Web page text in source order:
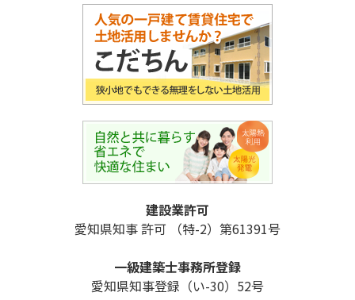
建設業許可
愛知県知事 許可 （特-2）第61391号
一級建築士事務所登録
愛知県知事登録（い-30）52号